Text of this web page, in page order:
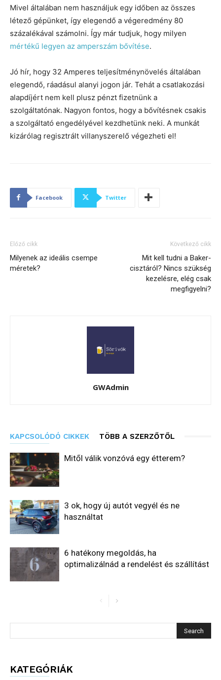
Mivel általában nem használjuk egy időben az összes
létező gépünket, így elegendő a végeredmény 80
százalékával számolni. Így már tudjuk, hogy milyen
mértékű legyen az amperszám bővítése.
Jó hír, hogy 32 Amperes teljesítménynövelés általában
elegendő, ráadásul alanyi jogon jár. Tehát a csatlakozási
alapdíjért nem kell plusz pénzt fizetnünk a
szolgáltatónak. Nagyon fontos, hogy a bővítésnek csakis
a szolgáltató engedélyével kezdhetünk neki. A munkát
kizárólag regisztrált villanyszerelő végezheti el!
Facebook Twitter
Előző cikk
Milyenek az ideális csempe
méretek?
Következő cikk
Mit kell tudni a Baker-
cisztáról? Nincs szükség
kezelésre, elég csak
megfigyelni?
GWAdmin
KAPCSOLÓDÓ CIKKEK TÖBB A SZERZŐTŐL
Mitől válik vonzóvá egy étterem?
3 ok, hogy új autót vegyél és ne
használtat
6 hatékony megoldás, ha
optimalizálnád a rendelést és szállítást
KATEGÓRIÁK